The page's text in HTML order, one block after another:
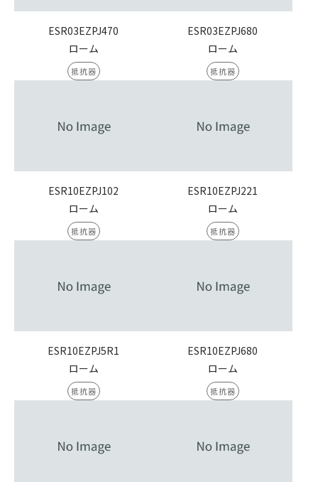
ESR03EZPJ470
ローム
抵抗器
ESR03EZPJ680
ローム
抵抗器
ESR10EZPJ102
ローム
抵抗器
ESR10EZPJ221
ローム
抵抗器
ESR10EZPJ5R1
ローム
抵抗器
ESR10EZPJ680
ローム
抵抗器